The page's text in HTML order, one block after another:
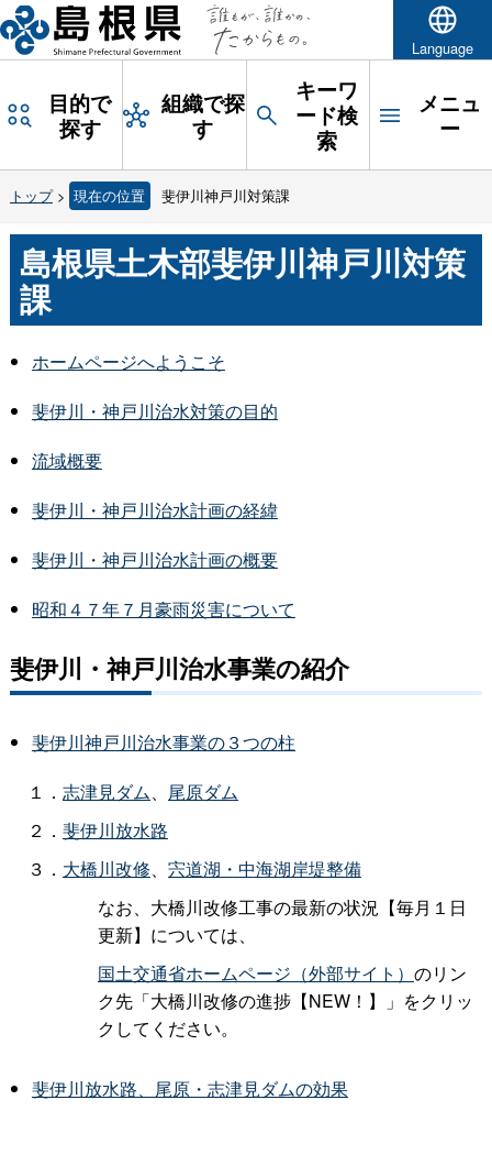
Language
目的で
探す
組織で探
す
キーワ
ード検
索
メニュ
ー
トップ> 現在の位置 斐伊川神戸川対策課
島根県土木部斐伊川神戸川対策
課
ホームページへようこそ
斐伊川・神戸川治水対策の目的
流域概要
斐伊川・神戸川治水計画の経緯
斐伊川・神戸川治水計画の概要
昭和４７年７月豪雨災害について
斐伊川・神戸川治水事業の紹介
斐伊川神戸川治水事業の３つの柱
１． 志津見ダム、 尾原ダム
２． 斐伊川放水路
３． 大橋川改修、 宍道湖・中海湖岸堤整備
なお、大橋川改修工事の最新の状況【毎月１日
更新】については、
国土交通省ホームページ（外部サイト） のリン
ク先「大橋川改修の進捗【NEW！】」をクリッ
クしてください。
斐伊川放水路、尾原・志津見ダムの効果